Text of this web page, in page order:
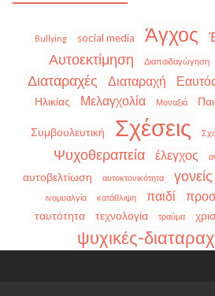
Bullying social media Άγχος
Αυτοεκτίμηση Διαπαιδαγώγηση
Διαταραχές Διαταραχή
Ηλικίας Μελαγχολία Μοναξιά
Συμβουλευτική Σχέσεις
Ψυχοθεραπεία
έλεγχος
αυτοβελτίωση αυτοκτονικότητα γονείς
ινομυαλγία κατάθλιψη παιδί
ταυτότητα τεχνολογία τραύμα
ψυχικές-